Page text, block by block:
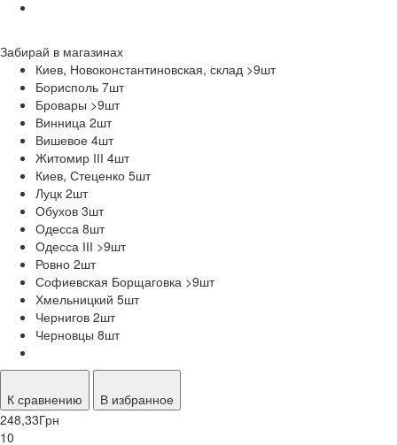
Забирай в магазинах
Киев, Новоконстантиновская, склад >9шт
Борисполь 7шт
Бровары >9шт
Винница 2шт
Вишевое 4шт
Житомир ІІІ 4шт
Киев, Стеценко 5шт
Луцк 2шт
Обухов 3шт
Одесса 8шт
Одесса ІІІ >9шт
Ровно 2шт
Софиевская Борщаговка >9шт
Хмельницкий 5шт
Чернигов 2шт
Черновцы 8шт
К сравнению
В избранное
248,33Грн
10